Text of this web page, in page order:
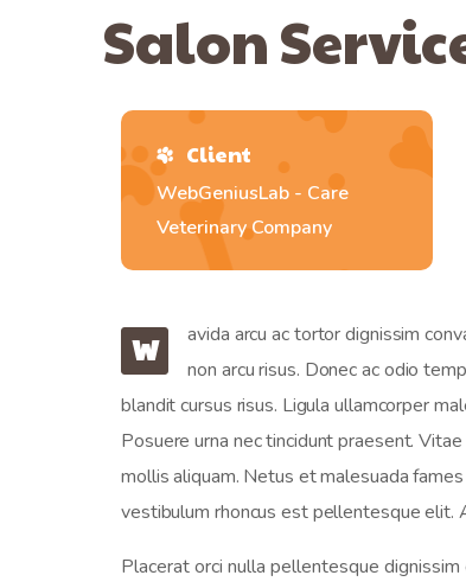
Salon
Client
WebGeniusLab - Care
Veterinary Company
W
avida arcu ac tortor dignissim
non arcu risus. Donec ac odio
blandit cursus risus. Ligula ullamcorper
Posuere urna nec tincidunt praesent.
mollis aliquam. Netus et malesuada
vestibulum rhoncus est pellentesque elit.
Placerat orci nulla pellentesque